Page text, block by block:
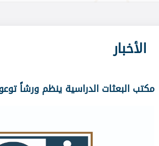
الأخبار
مكتب البعثات الدراسية ينظم ورشاً